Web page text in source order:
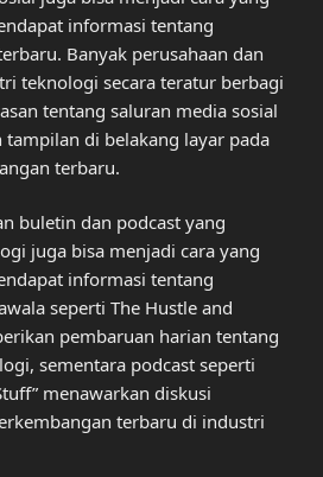
informasi tentang
Banyak perusahaan dan
teknologi secara teratur berbagi
tentang saluran media sosial
di belakang layar pada
terbaru.
buletin dan podcast yang
juga bisa menjadi cara yang
informasi tentang
seperti The Hustle and
pembaruan harian tentang
sementara podcast seperti
menawarkan diskusi
terbaru di industri